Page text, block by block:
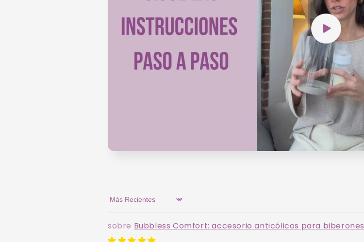
Sort by
Bubbless Comfort: accesorio anticólicos para biberones